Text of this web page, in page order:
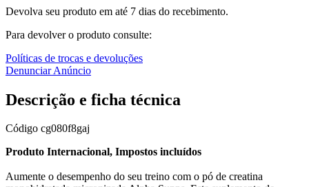
Devolva seu produto em até 7 dias do recebimento.
Para devolver o produto consulte:
Políticas de trocas e devoluções
Denunciar Anúncio
Descrição e ficha técnica
Código cg080f8gaj
Produto Internacional, Impostos incluídos
Aumente o desempenho do seu treino com o pó de creatina